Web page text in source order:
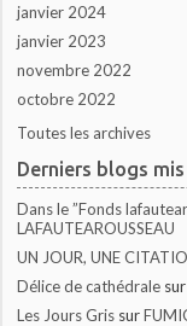
janvier 2024
janvier 2023
novembre 2022
octobre 2022
Toutes les archives
Derniers blogs
Dans le ”Fonds
LAFAUTEAROUSSEAU
UN JOUR, UNE
Délice de cathédrale
Les Jours Gris sur